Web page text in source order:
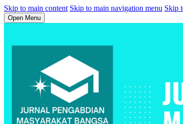
Skip to main content Skip to main navigation menu Skip
Open Menu